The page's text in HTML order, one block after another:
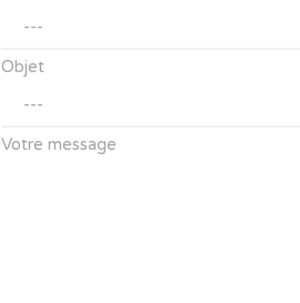
Objet
Votre message